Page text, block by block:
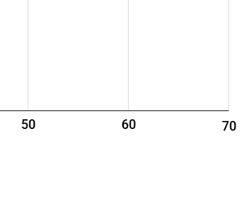
50 60 70